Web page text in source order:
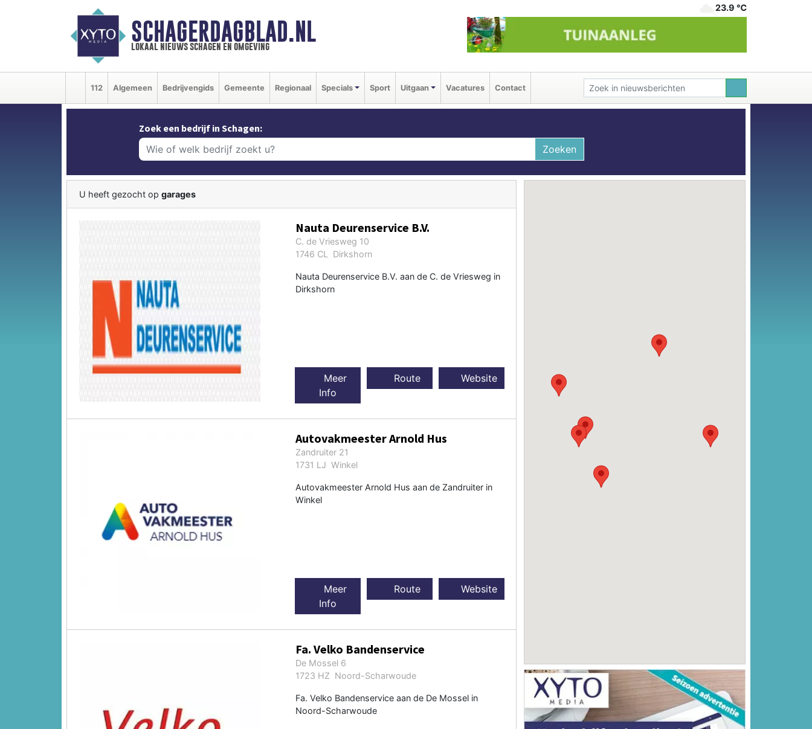
SCHAGERDAGBLAD.NL
lokaal nieuws schagen en omgeving
23.9 ℃
112 Algemeen Bedrijvengids Gemeente Regionaal Specials Sport Uitgaan Vacatures Contact
Zoek een bedrijf in Schagen:
Zoeken
U heeft gezocht op garages
Nauta Deurenservice B.V.
C. de Vriesweg 10
1746 CL Dirkshorn
Nauta Deurenservice B.V. aan de C. de Vriesweg in
Dirkshorn
Meer
Info
Route Website
Autovakmeester Arnold Hus
Zandruiter 21
1731 LJ Winkel
Autovakmeester Arnold Hus aan de Zandruiter in
Winkel
Meer
Info
Route Website
Fa. Velko Bandenservice
De Mossel 6
1723 HZ Noord-Scharwoude
Fa. Velko Bandenservice aan de De Mossel in
Noord-Scharwoude